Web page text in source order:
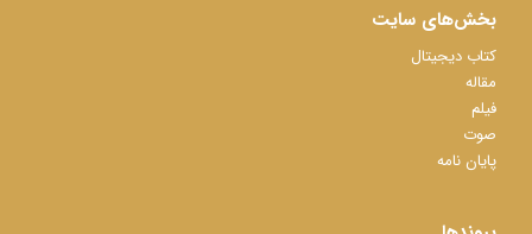
بخش‌های سایت
کتاب دیجیتال
مقاله
فیلم
صوت
پایان نامه